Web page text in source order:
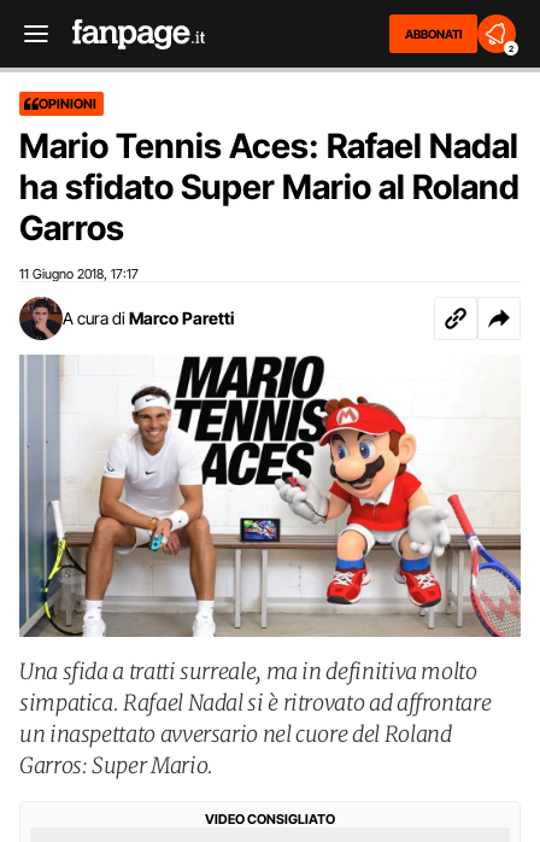
ABBONATI
2
OPINIONI
Mario Tennis Aces: Rafael Nadal
ha sfidato Super Mario al Roland
Garros
11 Giugno 2018 17:17
A cura di Marco Paretti
Una sfida a tratti surreale, ma in definitiva molto
simpatica. Rafael Nadal si è ritrovato ad affrontare
un inaspettato avversario nel cuore del Roland
Garros: Super Mario.
VIDEO CONSIGLIATO